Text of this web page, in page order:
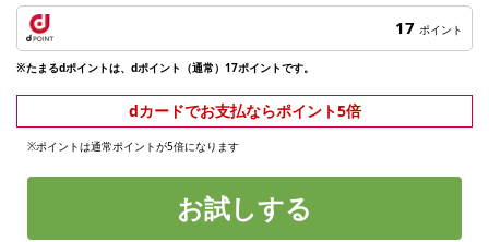
17 ポイント
※たまるdポイントは、dポイント（通常）17ポイントです。
dカードでお支払ならポイント5倍
※ポイントは通常ポイントが5倍になります
お試しする